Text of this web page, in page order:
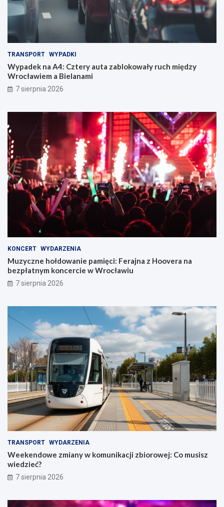
TRANSPORT WYPADKI
Wypadek na A4: Cztery auta zablokowały ruch między
Wrocławiem a Bielanami
7 sierpnia 2026
KONCERT WYDARZENIA
Muzyczne hołdowanie pamięci: Ferajna z Hoovera na
bezpłatnym koncercie w Wrocławiu
7 sierpnia 2026
TRANSPORT WYDARZENIA
Weekendowe zmiany w komunikacji zbiorowej: Co musisz
wiedzieć?
7 sierpnia 2026